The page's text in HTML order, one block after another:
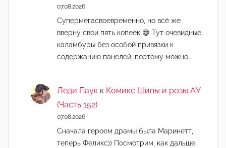
07.08.2026
Супермегасвоевременно, но всё же
вверну свои пять копеек 😁 Тут очевидные
каламбуры без особой привязки к
содержанию панелей, поэтому можно…
Леди Паук к Комикс Шипы и розы АУ
(Часть 152)
07.08.2026
Сначала героем драмы была Маринетт,
теперь Феликс)) Посмотрим, как дальше